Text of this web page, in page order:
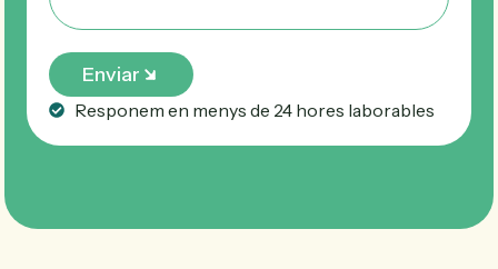
Enviar
Responem en menys de 24 hores laborables